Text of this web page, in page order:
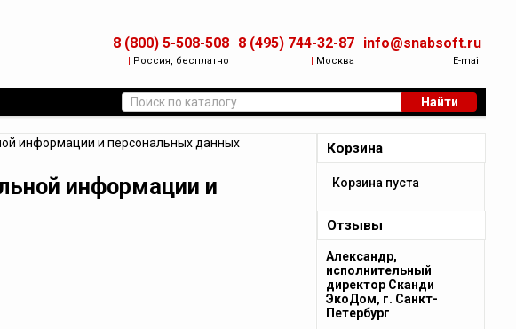
8 (800) 5-508-508
| Россия, бесплатно
8 (495) 744-32-87
| Москва
info@snabsoft.ru
| E-mail
Найти
информации и персональных данных
информации и
Корзина
Корзина пуста
Отзывы
Александр,
исполнительный
директор Сканди
ЭкоДом, г. Санкт-
Петербург